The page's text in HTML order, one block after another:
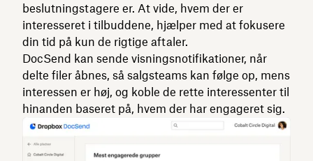
beslutningstagere er. At vide, hvem der er
interesseret i tilbuddene, hjælper med at fokusere
din tid på kun de rigtige aftaler.
DocSend kan sende visningsnotifikationer, når
delte filer åbnes, så salgsteams kan følge op, mens
interessen er høj, og koble de rette interessenter til
hinanden baseret på, hvem der har engageret sig.